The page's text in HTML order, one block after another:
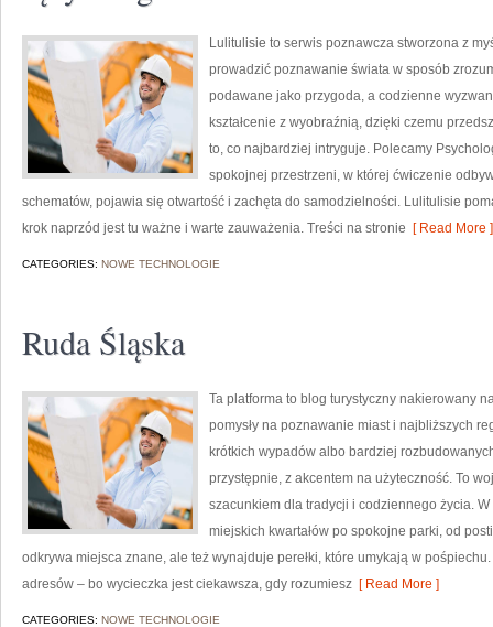
Lulitulisie to serwis poznawcza stworzona z
prowadzić poznawanie świata w sposób
podawane jako przygoda, a codzienne
kształcenie z wyobraźnią, dzięki czemu
to, co najbardziej intryguje. Polecamy
spokojnej przestrzeni, w której ćwiczenie
schematów, pojawia się otwartość i zachęta do samodzielności. Lulitulisie
krok naprzód jest tu ważne i warte zauważenia. Treści na stronie [ Read More ]
CATEGORIES: NOWE TECHNOLOGIE
Ruda Śląska
Ta platforma to blog turystyczny nakierowany
pomysły na poznawanie miast i najbliższych
krótkich wypadów albo bardziej
przystępnie, z akcentem na użyteczność. To
szacunkiem dla tradycji i codziennego życia.
miejskich kwartałów po spokojne parki, od
odkrywa miejsca znane, ale też wynajduje perełki, które umykają w
adresów – bo wycieczka jest ciekawsza, gdy rozumiesz [ Read More ]
CATEGORIES: NOWE TECHNOLOGIE